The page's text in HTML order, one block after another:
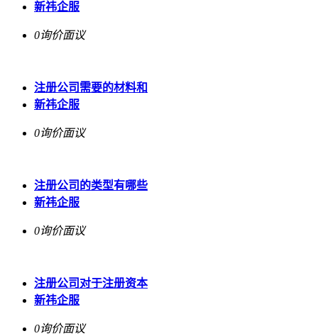
新祎企服
0询价面议
注册公司需要的材料和
新祎企服
0询价面议
注册公司的类型有哪些
新祎企服
0询价面议
注册公司对于注册资本
新祎企服
0询价面议